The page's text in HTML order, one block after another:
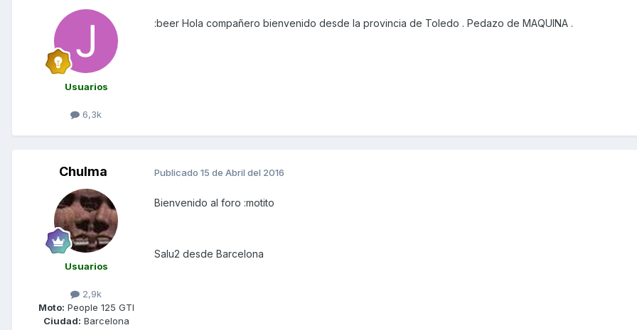
Usuarios
6,3k
:beer Hola compañero bienvenido desde la provincia de Toledo . Pedazo de MAQUINA .
Chulma
Usuarios
2,9k
Moto: People 125 GTI
Ciudad: Barcelona
Publicado 15 de Abril del 2016
Bienvenido al foro :motito
Salu2 desde Barcelona